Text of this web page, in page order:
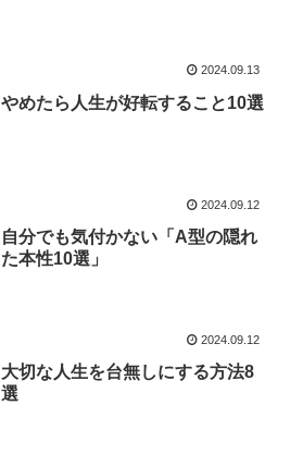
2024.09.13
やめたら人生が好転すること10選
2024.09.12
自分でも気付かない「A型の隠れ
た本性10選」
2024.09.12
大切な人生を台無しにする方法8
選